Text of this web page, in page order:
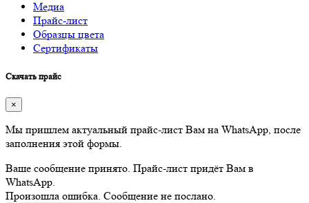
Медиа
Прайс-лист
Образцы цвета
Сертификаты
Скачать прайс
×
Мы пришлем актуальный прайс-лист Вам на WhatsApp, после
заполнения этой формы.
Ваше сообщение принято. Прайс-лист придёт Вам в
WhatsApp.
Произошла ошибка. Сообщение не послано.